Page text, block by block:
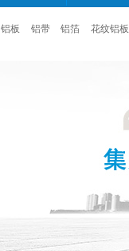
铝板 铝带 铝箔 花纹铝板